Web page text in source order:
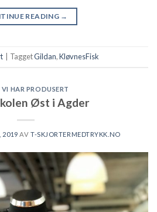
READING →
TaggetGildan,KløvnesFisk
HAR PRODUSERT
Øst i Agder
2019 AV T-SKJORTERMEDTRYKK.NO